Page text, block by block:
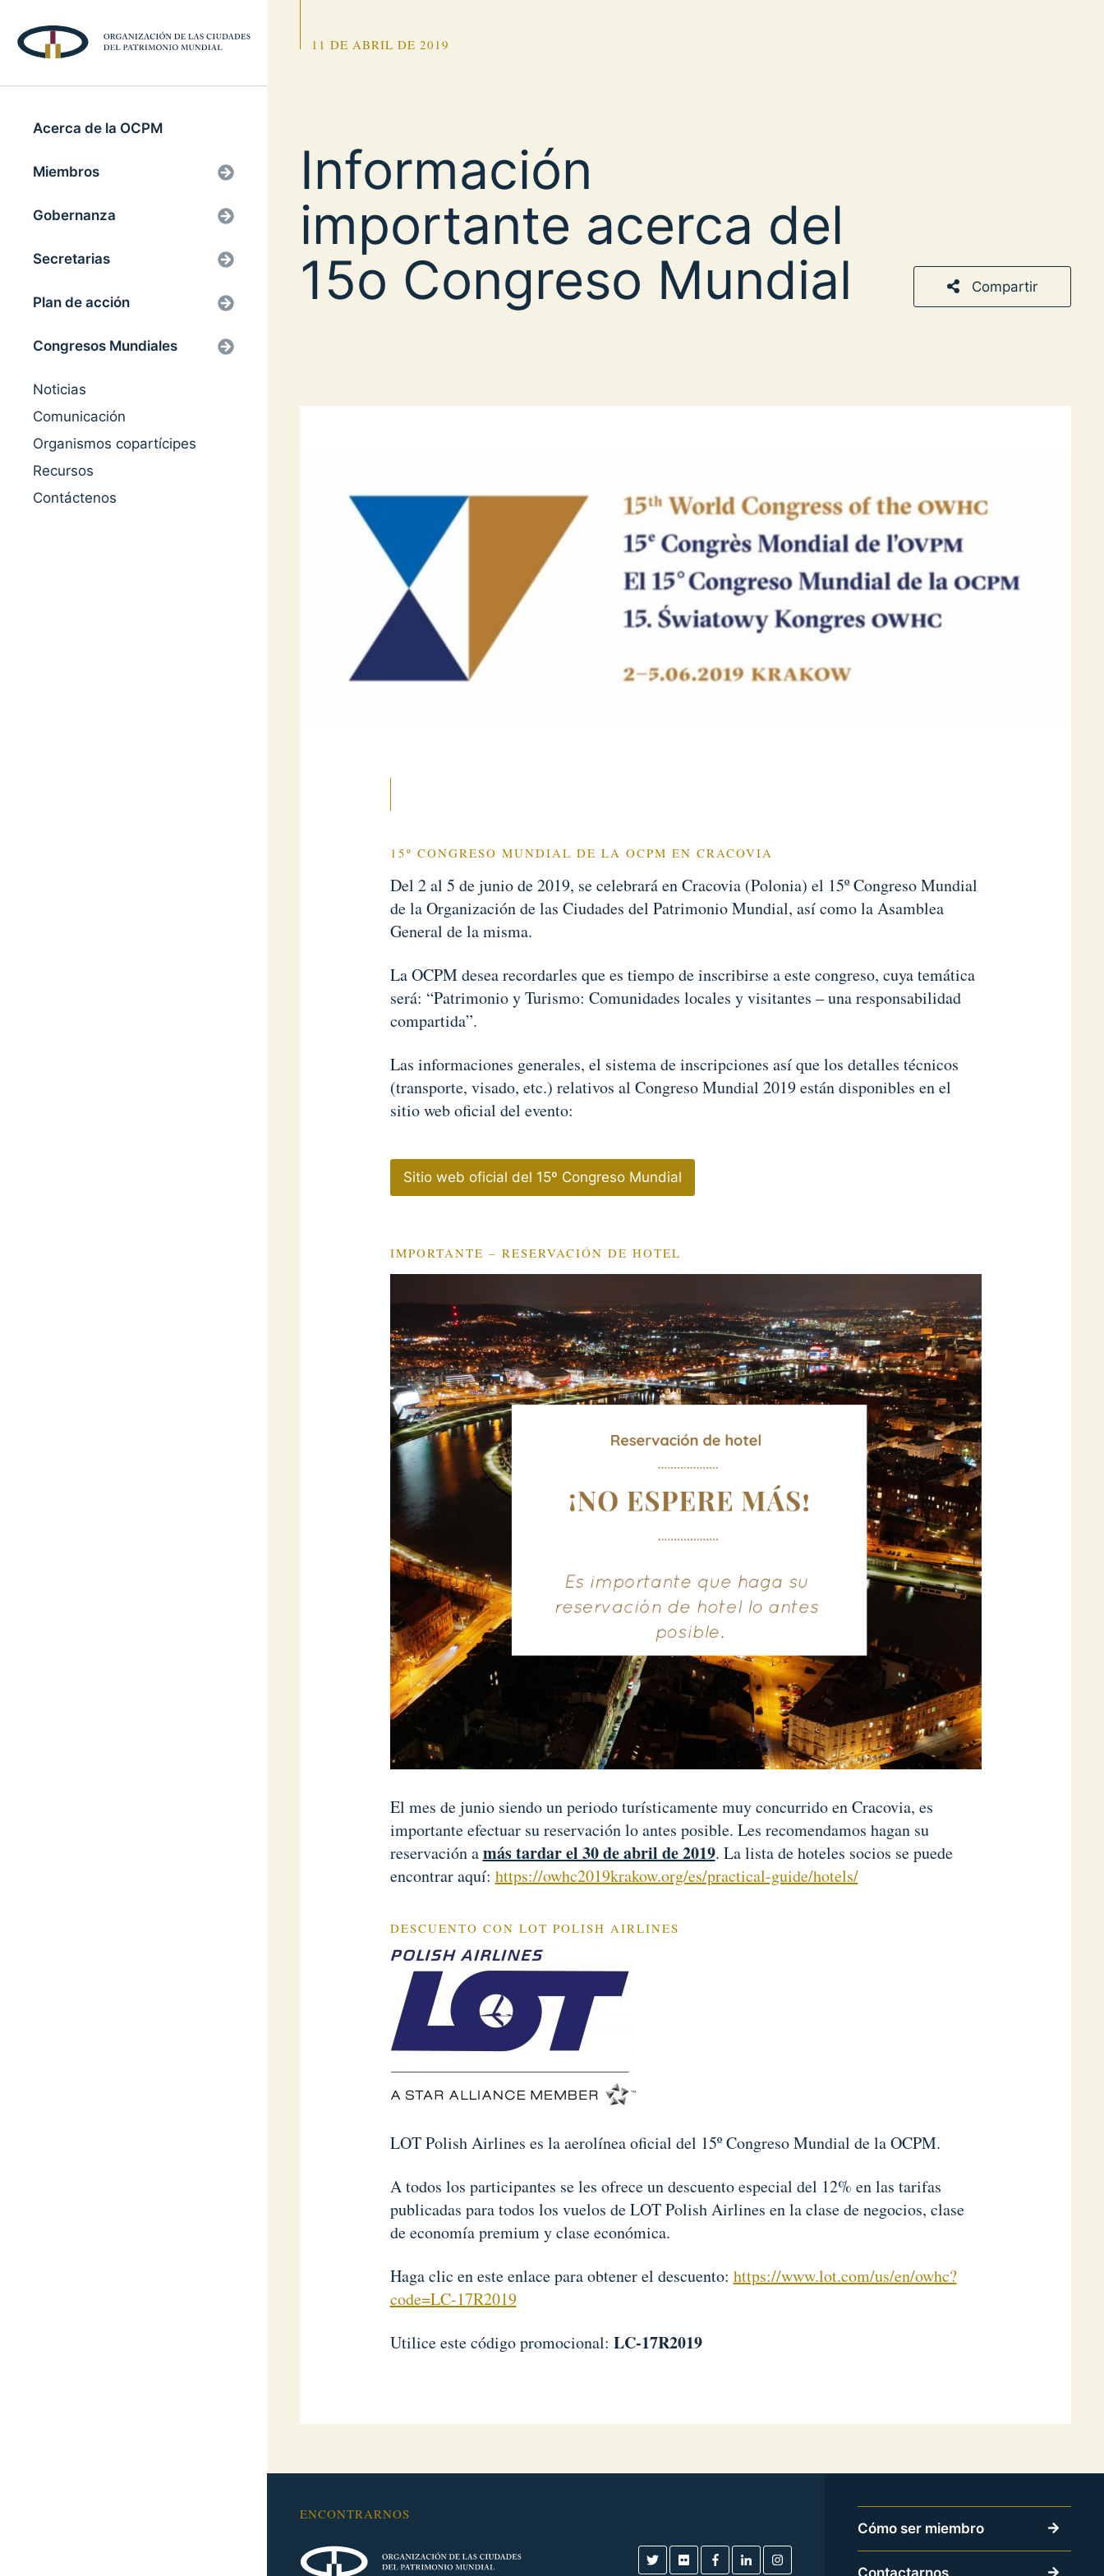
Acerca de la OCPM
Miembros
Gobernanza
Secretarias
Plan de acción
Congresos Mundiales
Noticias
Comunicación
Organismos copartícipes
Recursos
Contáctenos
11 DE ABRIL DE 2019
Información
importante acerca del
15o Congreso Mundial
Compartir
15º CONGRESO MUNDIAL DE LA OCPM EN CRACOVIA
Del 2 al 5 de junio de 2019, se celebrará en Cracovia (Polonia) el 15º Congreso Mundial
de la Organización de las Ciudades del Patrimonio Mundial, así como la Asamblea
General de la misma.
La OCPM desea recordarles que es tiempo de inscribirse a este congreso, cuya temática
será: “Patrimonio y Turismo: Comunidades locales y visitantes – una responsabilidad
compartida”.
Las informaciones generales, el sistema de inscripciones así que los detalles técnicos
(transporte, visado, etc.) relativos al Congreso Mundial 2019 están disponibles en el
sitio web oficial del evento:
Sitio web oficial del 15º Congreso Mundial
IMPORTANTE – RESERVACIÓN DE HOTEL
El mes de junio siendo un periodo turísticamente muy concurrido en Cracovia, es
importante efectuar su reservación lo antes posible. Les recomendamos hagan su
reservación amás tardar el 30 de abril de 2019. La lista de hoteles socios se puede
encontrar aquí: https://owhc2019krakow.org/es/practical-guide/hotels/
DESCUENTO CON LOT POLISH AIRLINES
LOT Polish Airlines es la aerolínea oficial del 15º Congreso Mundial de la OCPM.
A todos los participantes se les ofrece un descuento especial del 12% en las tarifas
publicadas para todos los vuelos de LOT Polish Airlines en la clase de negocios, clase
de economía premium y clase económica.
Haga clic en este enlace para obtener el descuento: https://www.lot.com/us/en/owhc?
code=LC-17R2019
Utilice este código promocional: LC-17R2019
ENCONTRARNOS
Cómo ser miembro